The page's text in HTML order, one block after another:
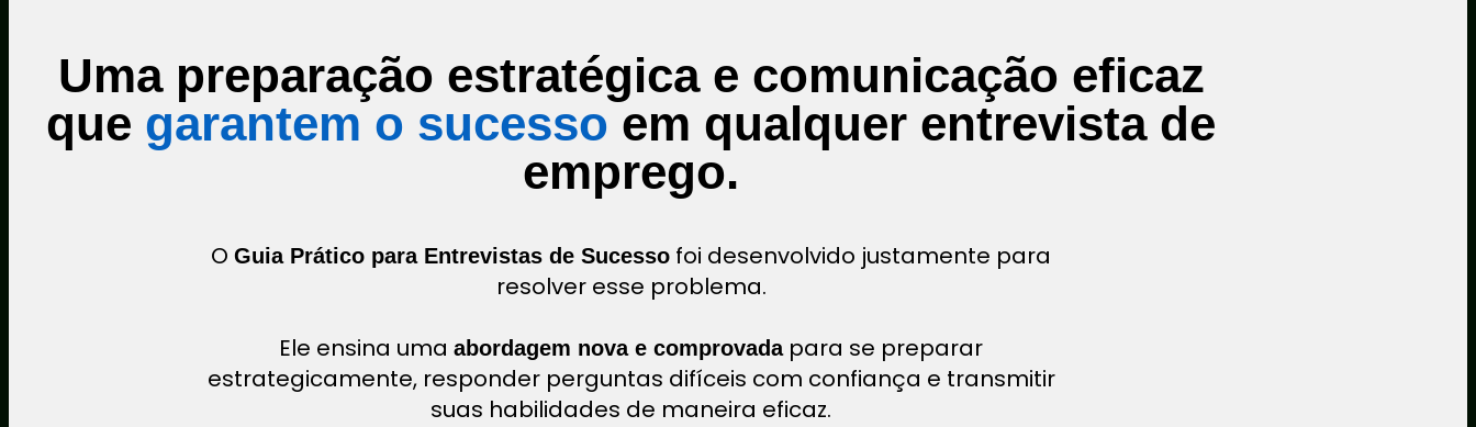
Uma preparação estratégica e comunicação eficaz
que garantem o sucesso em qualquer entrevista de
emprego.
O Guia Prático para Entrevistas de Sucesso foi desenvolvido justamente para
resolver esse problema.
Ele ensina uma abordagem nova e comprovadapara se preparar
estrategicamente, responder perguntas difíceis com confiança e transmitir
suas habilidades de maneira eficaz.